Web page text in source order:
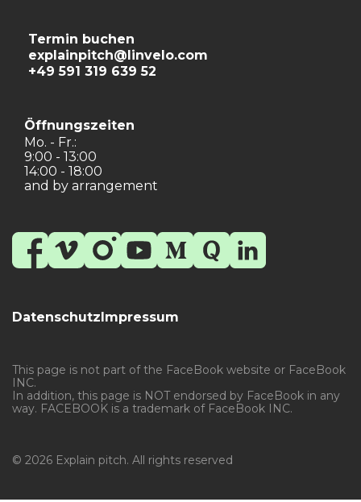
DatenschutzImpressum
Termin buchen
explainpitch@linvelo.com
+49 591 319 639 52
Öffnungszeiten
Mo. - Fr.:
9:00 - 13:00
14:00 - 18:00
and by arrangement
© 2026 Explain pitch. All rights reserved
This page is not part of the FaceBook website or FaceBook
INC.
In addition, this page is NOT endorsed by FaceBook in any
way. FACEBOOK is a trademark of FaceBook INC.